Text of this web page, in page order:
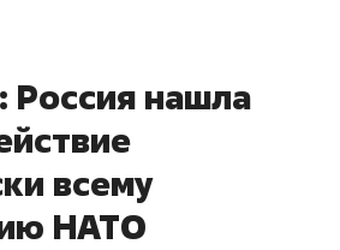
Россия нашла
всему
НАТО